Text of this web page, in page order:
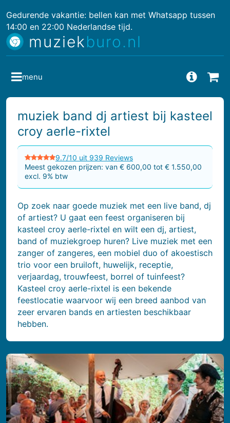
Gedurende vakantie: bellen kan met Whatsapp tussen
14:00 en 22:00 Nederlandse tijd.
muziekburo.nl
muziek band dj artiest bij kasteel
croy aerle-rixtel
9.7/10 uit 939 Reviews
Meest gekozen prijzen: van € 600,00 tot € 1.550,00
excl. 9% btw
Op zoek naar goede muziek met een live band, dj
of artiest? U gaat een feest organiseren bij
kasteel croy aerle-rixtel en wilt een dj, artiest,
band of muziekgroep huren? Live muziek met een
zanger of zangeres, een mobiel duo of akoestisch
trio voor een bruiloft, huwelijk, receptie,
verjaardag, trouwfeest, borrel of tuinfeest?
Kasteel croy aerle-rixtel is een bekende
feestlocatie waarvoor wij een breed aanbod van
zeer ervaren bands en artiesten beschikbaar
hebben.
menu